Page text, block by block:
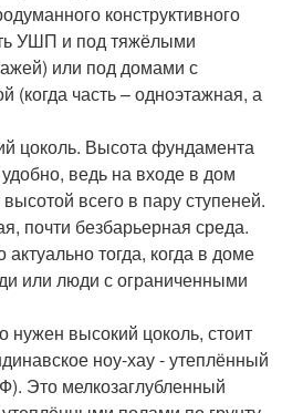
конструктивного
УШП и под тяжёлыми
или под домами с
(когда часть – одноэтажная, а
цоколь. Высота фундамента
ведь на входе в дом
всего в пару ступеней.
почти безбарьерная среда.
тогда, когда в доме
или люди с ограниченными
нужен высокий цоколь, стоит
ноу-хау - утеплённый
Это мелкозаглубленный